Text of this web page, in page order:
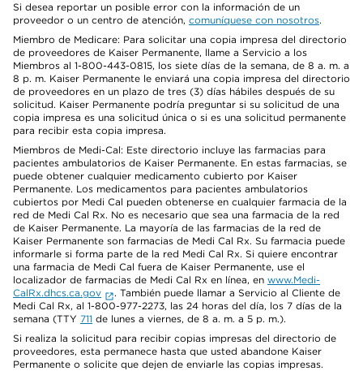
Si desea reportar un posible error con la información de un
proveedor o un centro de atención, comuníquese con nosotros.
Miembro de Medicare: Para solicitar una copia impresa del directorio
de proveedores de Kaiser Permanente, llame a Servicio a los
Miembros al 1-800-443-0815, los siete días de la semana, de 8 a. m. a
8 p. m. Kaiser Permanente le enviará una copia impresa del directorio
de proveedores en un plazo de tres (3) días hábiles después de su
solicitud. Kaiser Permanente podría preguntar si su solicitud de una
copia impresa es una solicitud única o si es una solicitud permanente
para recibir esta copia impresa.
Miembros de Medi-Cal: Este directorio incluye las farmacias para
pacientes ambulatorios de Kaiser Permanente. En estas farmacias, se
puede obtener cualquier medicamento cubierto por Kaiser
Permanente. Los medicamentos para pacientes ambulatorios
cubiertos por Medi Cal pueden obtenerse en cualquier farmacia de la
red de Medi Cal Rx. No es necesario que sea una farmacia de la red
de Kaiser Permanente. La mayoría de las farmacias de la red de
Kaiser Permanente son farmacias de Medi Cal Rx. Su farmacia puede
informarle si forma parte de la red Medi Cal Rx. Si quiere encontrar
una farmacia de Medi Cal fuera de Kaiser Permanente, use el
localizador de farmacias de Medi Cal Rx en línea, en www.Medi-
CalRx.dhcs.ca.gov
. También puede llamar a Servicio al Cliente de
Medi Cal Rx, al 1-800-977-2273, las 24 horas del día, los 7 días de la
semana (TTY 711 de lunes a viernes, de 8 a. m. a 5 p. m.).
Si realiza la solicitud para recibir copias impresas del directorio de
proveedores, esta permanece hasta que usted abandone Kaiser
Permanente o solicite que dejen de enviarle las copias impresas.